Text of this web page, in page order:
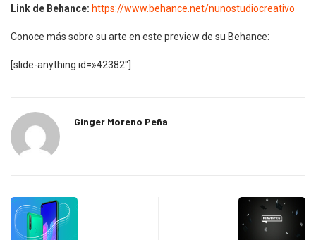
Link de Behance: https://www.behance.net/nunostudiocreativo
Conoce más sobre su arte en este preview de su Behance:
[slide-anything id=»42382″]
Ginger Moreno Peña